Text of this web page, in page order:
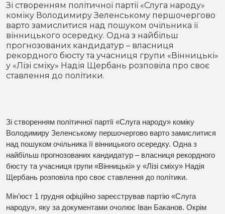
В кулуарах
Місто
Життя
Відео
Спорт
Історія
Підписатись на нас у Telegram
Зі створенням політичної партії «Слуга народу»
коміку Володимиру Зеленському першочергово
варто замислитися над пошуком очільника її
вінницького осередку. Одна з найбільш
прогнозованих кандидатур – власниця
рекордного бюсту та учасниця групи «Вінницькі»
у «Лізі сміху» Надія Щербань розповіла про своє
ставлення до політики.
Зі створенням політичної партії «Слуга народу» коміку
Володимиру Зеленському першочергово варто замислитися
над пошуком очільника її вінницького осередку. Одна з
найбільш прогнозованих кандидатур – власниця рекордного
бюсту та учасниця групи «Вінницькі» у «Лізі сміху» Надія
Щербань розповіла про своє ставлення до політики.
Мін’юст 1 грудня офіційно зареєстрував партію «Слуга
народу», яку за документами очолює Іван Баканов. Окрім